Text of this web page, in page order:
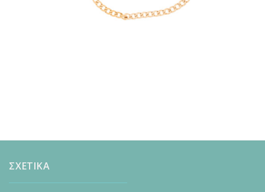
ΣΧΕΤΙΚΑ